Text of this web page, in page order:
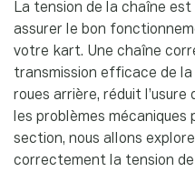
La tension de la chaîne
assurer le bon
votre kart. Une chaîne
transmission efficace de la
roues arrière, réduit
les problèmes
section, nous allons
correctement la tension